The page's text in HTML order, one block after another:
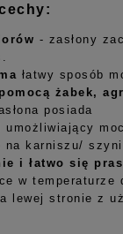
- zasłony
łatwy sposób
żabek,
posiada
umożliwiający
na karniszu/
i łatwo się
w temperaturze
lewej stronie z